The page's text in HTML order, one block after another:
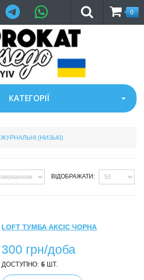
Telegram
0
КАТЕГОРІЇ
ЖУРНАЛЬНІ (НИЗЬКІ)
ВІДОБРАЖАТИ:
LOFT ТУМБА АКСІС ЧОРНА
300 грн/доба
ДОСТУПНО:6 ШТ.